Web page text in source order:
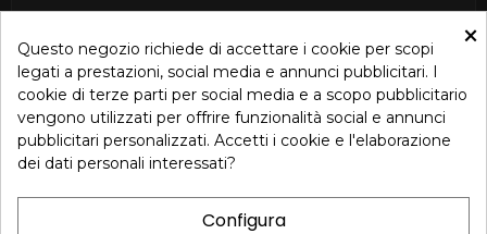
ISCRIVITI
Accetto le condizioni generali e la politica di riservatezza in
base alla Privacy Policy
×
Questo negozio richiede di accettare i cookie per scopi
legati a prestazioni, social media e annunci pubblicitari. I
cookie di terze parti per social media e a scopo pubblicitario
vengono utilizzati per offrire funzionalità social e annunci
pubblicitari personalizzati. Accetti i cookie e l'elaborazione
dei dati personali interessati?
Configura